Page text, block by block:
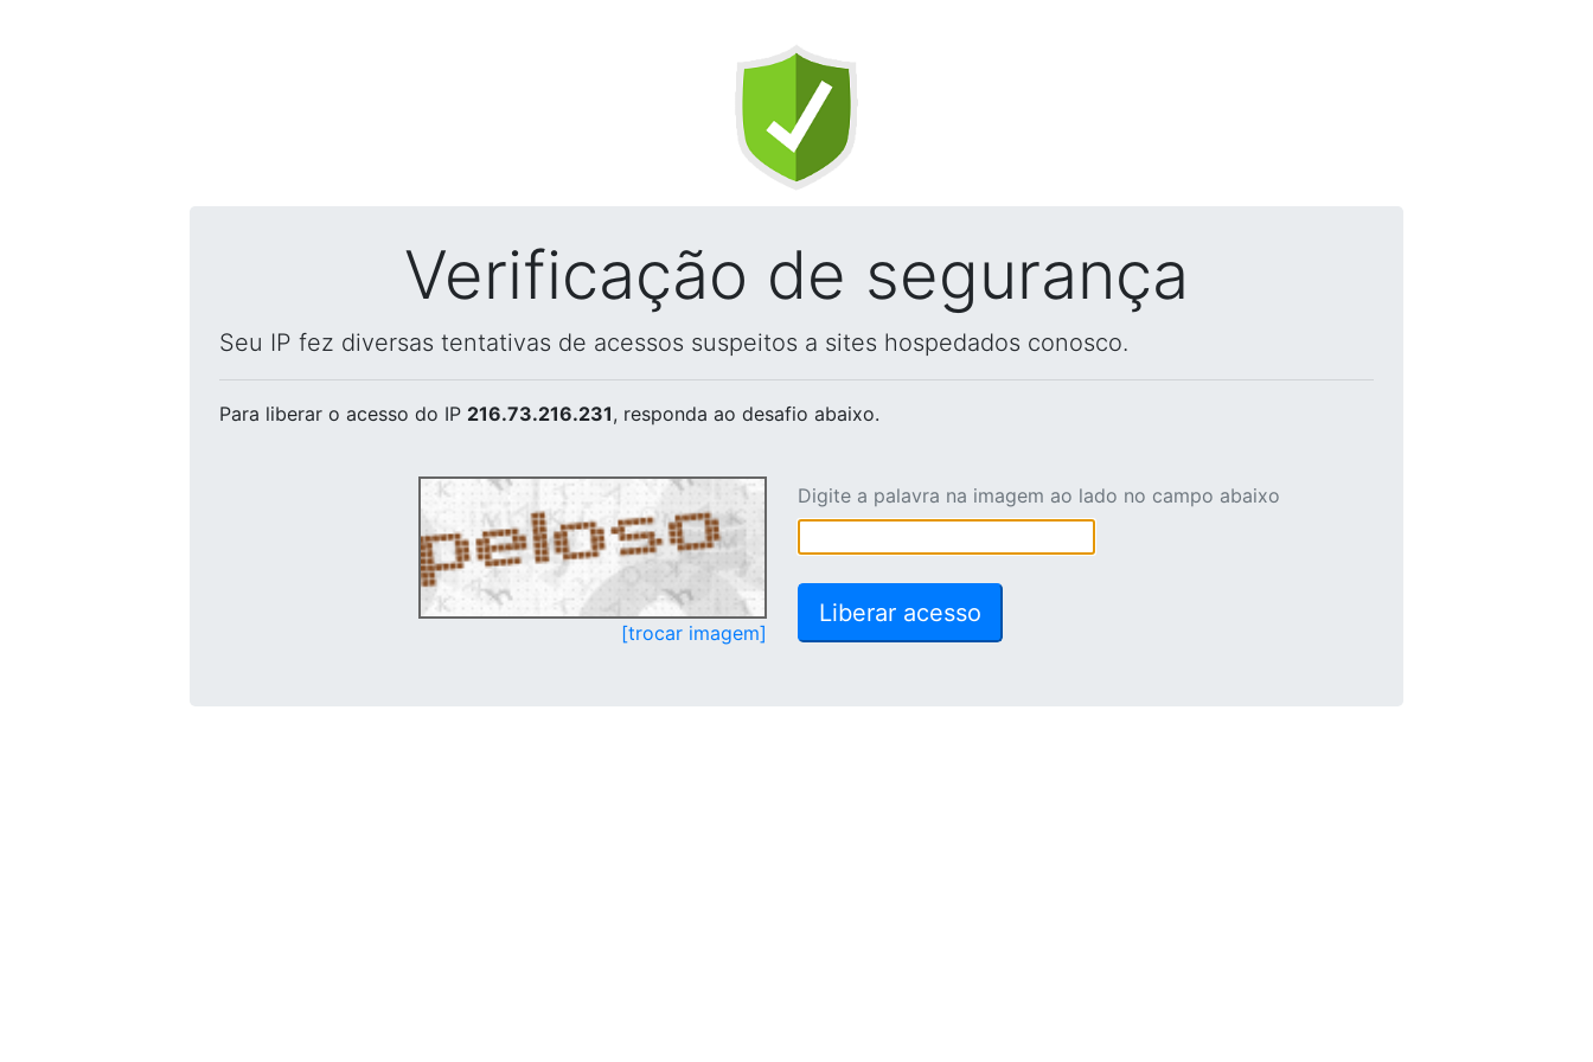
Verificação de segurança
Seu IP fez diversas tentativas de acessos suspeitos a sites hospedados conosco.
Para liberar o acesso do IP 216.73.216.231, responda ao desafio abaixo.
[trocar imagem]
Digite a palavra na imagem ao lado no campo abaixo